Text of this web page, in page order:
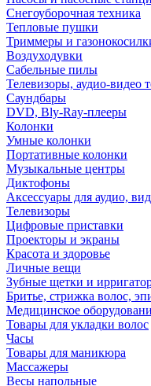
Снегоуборочная техника
Тепловые пушки
Триммеры и
Воздуходувки
Сабельные пилы
Телевизоры, аудио-видео
Саундбары
DVD, Bly-Ray-плееры
Колонки
Умные колонки
Портативные колонки
Музыкальные центры
Диктофоны
Аксессуары для аудио,
Телевизоры
Цифровые приставки
Проекторы и экраны
Красота и здоровье
Личные вещи
Зубные щетки и
Бритье, стрижка волос,
Медицинское
Товары для укладки волос
Часы
Товары для маникюра
Массажеры
Весы напольные